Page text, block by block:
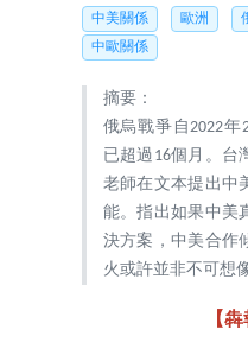
中美關係
歐洲
中歐關係
摘要：
俄烏戰爭自2022
已超過16個月。台
老師在文本提出中
能。指出如果中美
決方案，中美合作
火或許並非不可想像
【